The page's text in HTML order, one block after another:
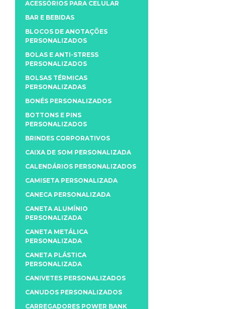
ACESSÓRIOS PARA CELULAR
BAR E BEBIDAS
BLOCOS DE ANOTAÇÕES
PERSONALIZADOS
BOLAS E ANTI-STRESS
PERSONALIZADOS
BOLSAS TÉRMICAS
PERSONALIZADAS
BONÉS PERSONALIZADOS
BOTTONS E PINS
PERSONALIZADOS
BRINDES CORPORATIVOS
CAIXA DE SOM PERSONALIZADA
CALENDÁRIOS PERSONALIZADOS
CAMISETA PERSONALIZADA
CANECA PERSONALIZADA
CANETA ALUMÍNIO
PERSONALIZADA
CANETA METÁLICA
PERSONALIZADA
CANETA PLÁSTICA
PERSONALIZADA
CANIVETES PERSONALIZADOS
CANUDOS PERSONALIZADOS
CARREGADORES POWER BANK